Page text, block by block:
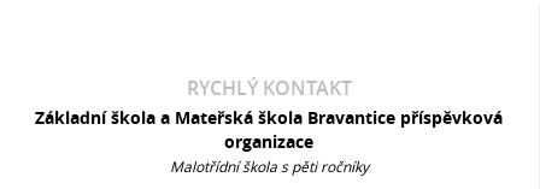
RYCHLÝ KONTAKT
Základní škola a Mateřská škola Bravantice příspěvková
organizace
Malotřídní škola s pěti ročníky